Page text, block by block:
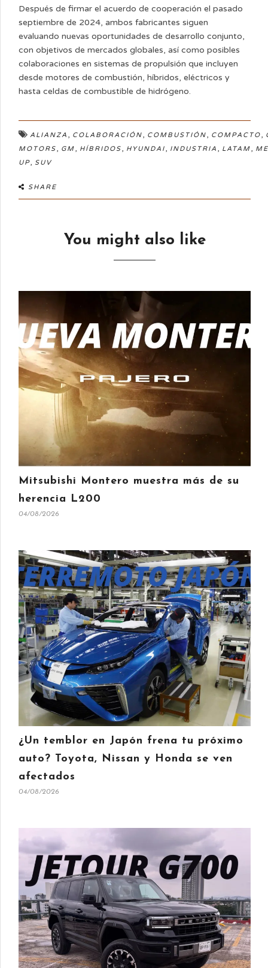
Después de firmar el acuerdo de cooperación el pasado
septiembre de 2024, ambos fabricantes siguen
evaluando nuevas oportunidades de desarrollo conjunto,
con objetivos de mercados globales, así como posibles
colaboraciones en sistemas de propulsión que incluyen
desde motores de combustión, híbridos, eléctricos y
hasta celdas de combustible de hidrógeno.
ALIANZA , COLABORACIÓN, COMBUSTIÓN, COMPACTO,
MOTORS, GM, HÍBRIDOS, HYUNDAI, INDUSTRIA , LATAM,
UP, SUV
SHARE
You might also like
Mitsubishi Montero muestra más de su
herencia L200
04/08/2026
¿Un temblor en Japón frena tu próximo
auto? Toyota, Nissan y Honda se ven
afectados
04/08/2026